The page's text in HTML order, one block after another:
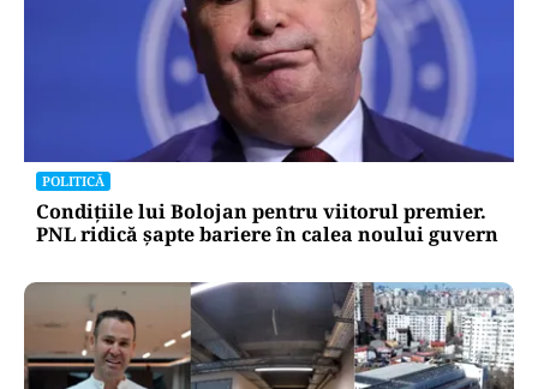
POLITICĂ
Condițiile lui Bolojan pentru viitorul premier.
PNL ridică șapte bariere în calea noului guvern